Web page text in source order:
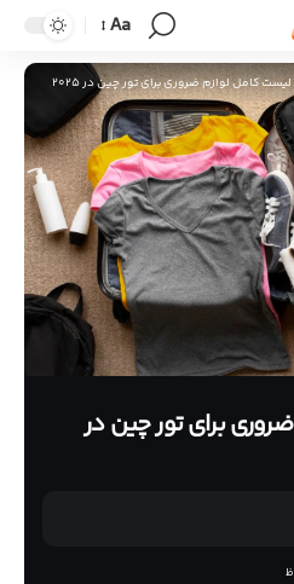
Aa
کامل لوازم ضروری برای تور چین در ۲۰۲۵
برای تور چین در